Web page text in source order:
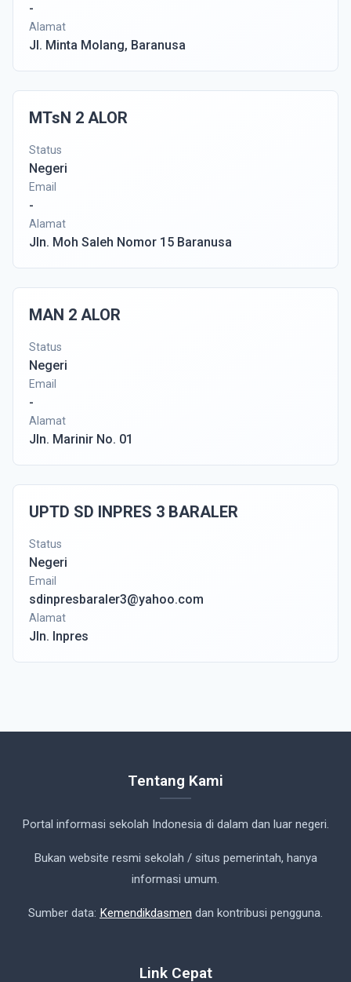
-
Alamat
Jl. Minta Molang, Baranusa
MTsN 2 ALOR
Status
Negeri
Email
-
Alamat
Jln. Moh Saleh Nomor 15 Baranusa
MAN 2 ALOR
Status
Negeri
Email
-
Alamat
Jln. Marinir No. 01
UPTD SD INPRES 3 BARALER
Status
Negeri
Email
sdinpresbaraler3@yahoo.com
Alamat
Jln. Inpres
Tentang Kami
Portal informasi sekolah Indonesia di dalam dan luar negeri.
Bukan website resmi sekolah / situs pemerintah, hanya
informasi umum.
Sumber data: Kemendikdasmen dan kontribusi pengguna.
Link Cepat